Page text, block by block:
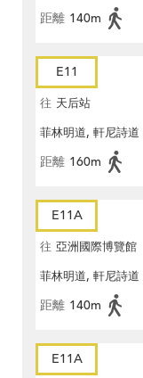
距離 140m
E11
往 天后站
菲林明道, 軒尼詩道
距離 160m
E11A
往 亞洲國際博覽館
菲林明道, 軒尼詩道
距離 140m
E11A